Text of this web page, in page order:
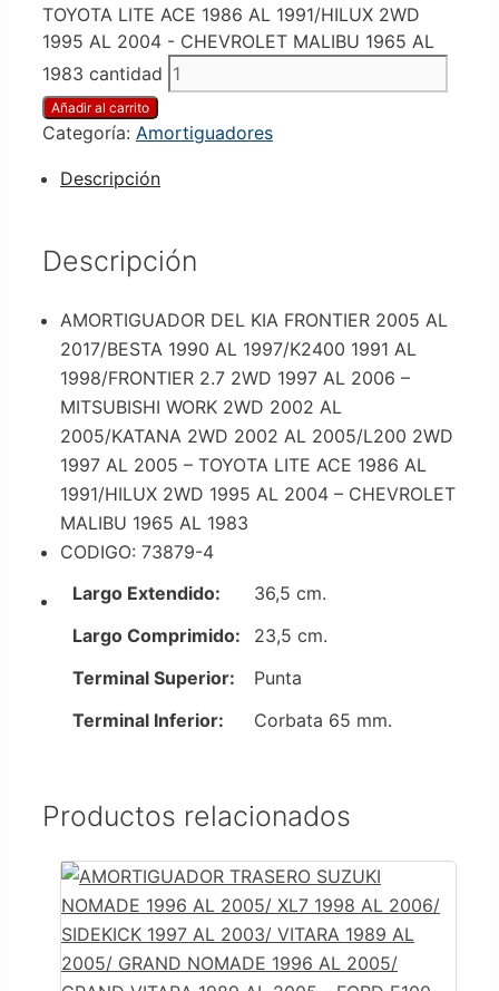
TOYOTA LITE ACE 1986 AL 1991/HILUX 2WD
1995 AL 2004 - CHEVROLET MALIBU 1965 AL
1983 cantidad
Añadir al carrito
Categoría: Amortiguadores
Descripción
Descripción
AMORTIGUADOR DEL KIA FRONTIER 2005 AL
2017/BESTA 1990 AL 1997/K2400 1991 AL
1998/FRONTIER 2.7 2WD 1997 AL 2006 –
MITSUBISHI WORK 2WD 2002 AL
2005/KATANA 2WD 2002 AL 2005/L200 2WD
1997 AL 2005 – TOYOTA LITE ACE 1986 AL
1991/HILUX 2WD 1995 AL 2004 – CHEVROLET
MALIBU 1965 AL 1983
CODIGO: 73879-4
Largo Extendido:
36,5 cm.
Largo Comprimido:
23,5 cm.
Terminal Superior:
Punta
Terminal Inferior:
Corbata 65 mm.
Productos relacionados